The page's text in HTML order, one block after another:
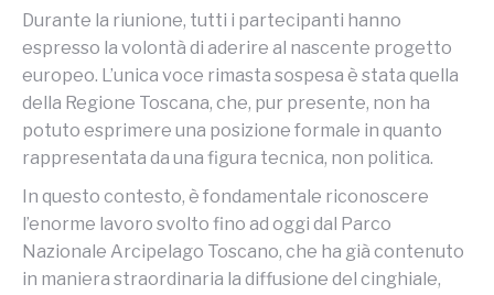
Durante la riunione, tutti i partecipanti hanno
espresso la volontà di aderire al nascente progetto
europeo. L’unica voce rimasta sospesa è stata quella
della Regione Toscana, che, pur presente, non ha
potuto esprimere una posizione formale in quanto
rappresentata da una figura tecnica, non politica.
In questo contesto, è fondamentale riconoscere
l’enorme lavoro svolto fino ad oggi dal Parco
Nazionale Arcipelago Toscano, che ha già contenuto
in maniera straordinaria la diffusione del cinghiale,